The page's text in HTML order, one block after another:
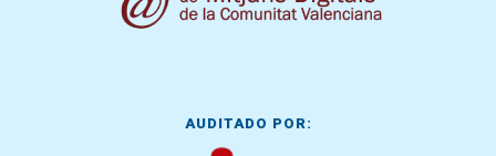
AUDITADO POR: